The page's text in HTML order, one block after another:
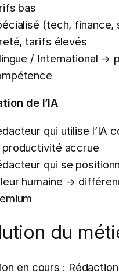
bas
(tech,
tarifs élevés
/ International →
de l’IA
qui utilise l’IA
accrue
qui se
humaine →
du
en cours :